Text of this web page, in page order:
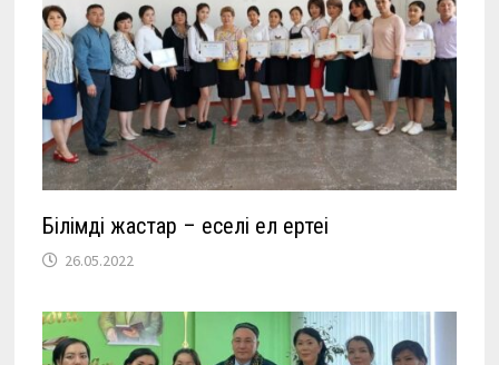
Білімді жастар – еңселі ел ертеңі
26.05.2022